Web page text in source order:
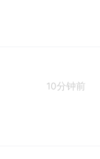
10分钟前